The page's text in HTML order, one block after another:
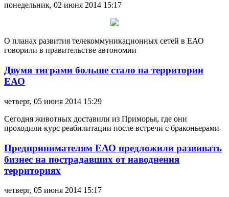
понедельник, 02 июня 2014 15:17
О планах развития телекоммуникационных сетей в ЕАО
говорили в правительстве автономии
Двумя тиграми больше стало на территории
ЕАО
четверг, 05 июня 2014 15:29
Сегодня животных доставили из Приморья, где они
проходили курс реабилитации после встречи с браконьерами
Предпринимателям ЕАО предложили развивать
бизнес на пострадавших от наводнения
территориях
четверг, 05 июня 2014 15:17